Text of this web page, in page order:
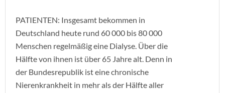
PATIENTEN: Insgesamt bekommen in
Deutschland heute rund 60 000 bis 80 000
Menschen regelmäßig eine Dialyse. Über die
Hälfte von ihnen ist über 65 Jahre alt. Denn in
der Bundesrepublik ist eine chronische
Nierenkrankheit in mehr als der Hälfte aller